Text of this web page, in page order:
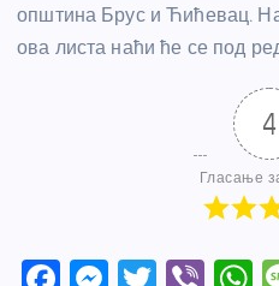
општина Брус и Ћићевац.
ова листа наћи ће се под
4
Гласање